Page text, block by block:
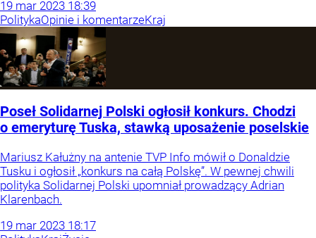
19 mar 2023 18:39
PolitykaOpinie i komentarzeKraj
Poseł Solidarnej Polski ogłosił konkurs. Chodzi
o emeryturę Tuska, stawką uposażenie poselskie
Mariusz Kałużny na antenie TVP Info mówił o Donaldzie
Tusku i ogłosił „konkurs na całą Polskę”. W pewnej chwili
polityka Solidarnej Polski upomniał prowadzący Adrian
Klarenbach.
19 mar 2023 18:17